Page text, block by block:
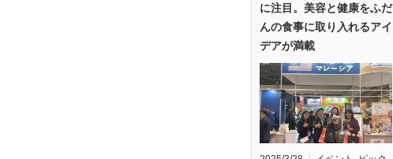
に注目。美容と健康をふだ
んの食事に取り入れるアイ
デアが満載